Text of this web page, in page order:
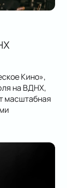
Кино»,
на ВДНХ,
масштабная